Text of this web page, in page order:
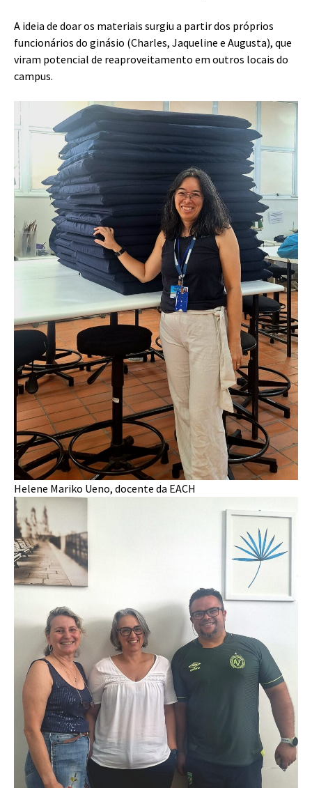
A ideia de doar os materiais surgiu a partir dos próprios
funcionários do ginásio (Charles, Jaqueline e Augusta), que
viram potencial de reaproveitamento em outros locais do
campus.
Helene Mariko Ueno, docente da EACH